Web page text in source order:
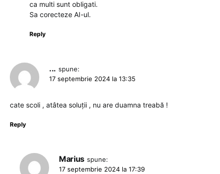
ca multi sunt obligati.
Sa corecteze AI-ul.
Reply
... spune:
17 septembrie 2024 la 13:35
cate scoli , atâtea soluții , nu are duamna treabă !
Reply
Marius spune:
17 septembrie 2024 la 17:39